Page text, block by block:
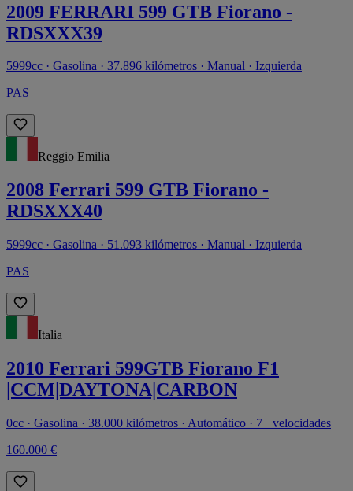
2009 FERRARI 599 GTB Fiorano -
RDSXXX39
5999cc · Gasolina · 37.896 kilómetros · Manual · Izquierda
PAS
Reggio Emilia
2008 Ferrari 599 GTB Fiorano -
RDSXXX40
5999cc · Gasolina · 51.093 kilómetros · Manual · Izquierda
PAS
Italia
2010 Ferrari 599GTB Fiorano F1
|CCM|DAYTONA|CARBON
0cc · Gasolina · 38.000 kilómetros · Automático · 7+ velocidades
160.000 €